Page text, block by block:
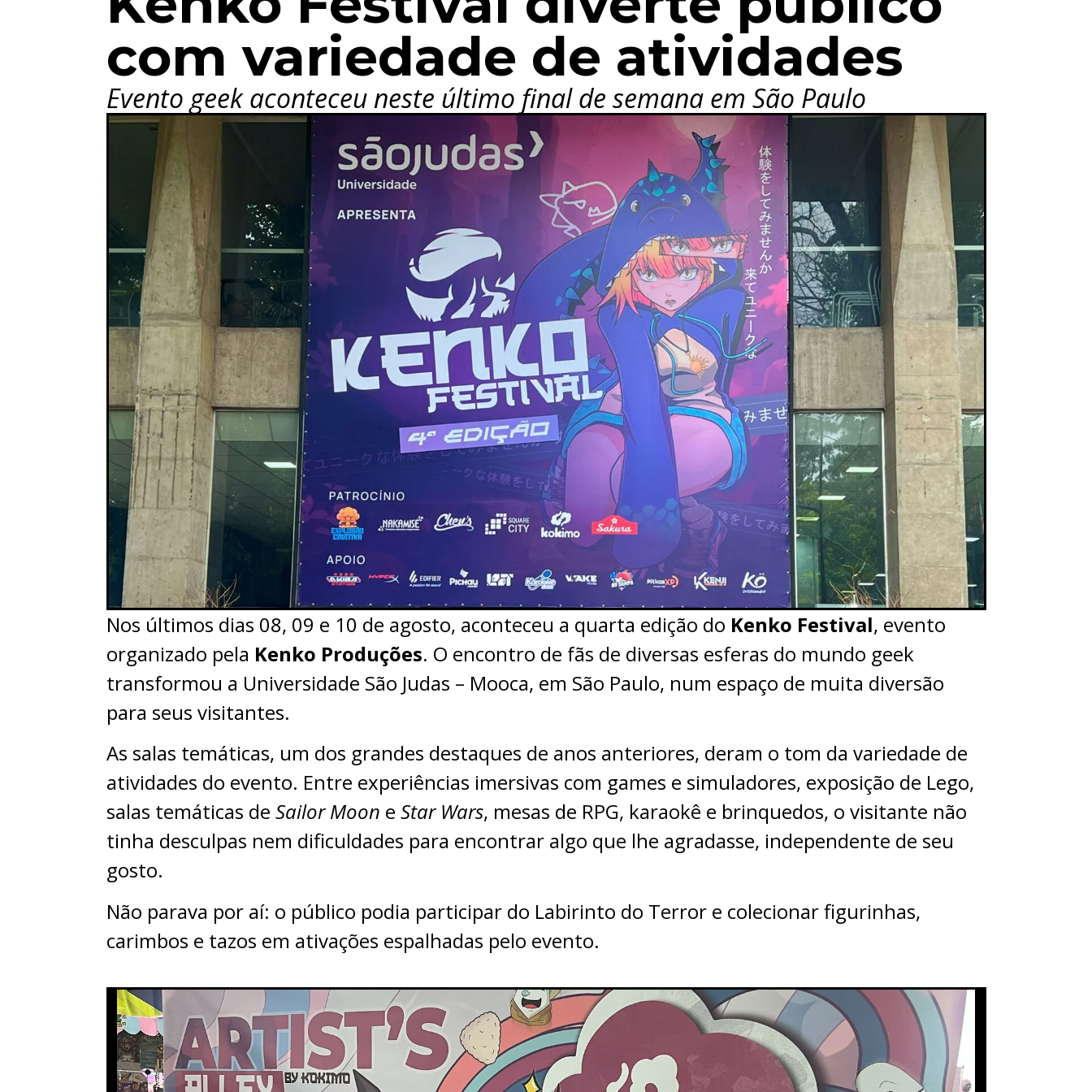
com variedade de atividades
Evento geek aconteceu neste último final de semana em São Paulo
Nos últimos dias 08, 09 e 10 de agosto, aconteceu a quarta edição do Kenko Festival, evento
organizado pela Kenko Produções. O encontro de fãs de diversas esferas do mundo geek
transformou a Universidade São Judas – Mooca, em São Paulo, num espaço de muita diversão
para seus visitantes.
As salas temáticas, um dos grandes destaques de anos anteriores, deram o tom da variedade de
atividades do evento. Entre experiências imersivas com games e simuladores, exposição de Lego,
salas temáticas de Sailor Moon e Star Wars, mesas de RPG, karaokê e brinquedos, o visitante não
tinha desculpas nem dificuldades para encontrar algo que lhe agradasse, independente de seu
gosto.
Não parava por aí: o público podia participar do Labirinto do Terror e colecionar figurinhas,
carimbos e tazos em ativações espalhadas pelo evento.